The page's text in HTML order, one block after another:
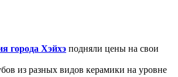
города Хэйхэ подняли цены на свои
из разных видов керамики на уровне